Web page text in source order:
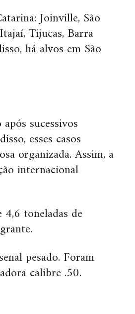
Joinville, São
Tijucas, Barra
há alvos em São
sucessivos
esses casos
organizada. Assim, a
internacional
toneladas de
pesado. Foram
calibre .50.